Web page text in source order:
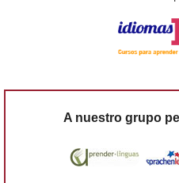
A nuestro grupo